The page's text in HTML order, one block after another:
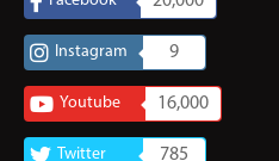
Instagram 9
Youtube 16,000
Twitter 785